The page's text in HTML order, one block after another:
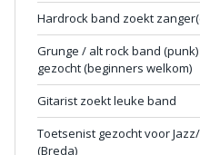
Hardrock band zoekt
Grunge / alt rock band
gezocht (beginners welkom)
Gitarist zoekt leuke band
Toetsenist gezocht voor
(Breda)